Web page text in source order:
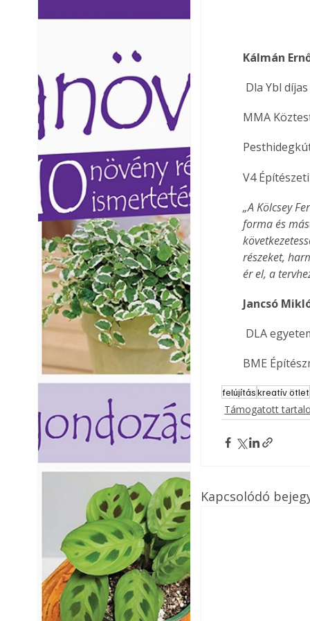
Kálmán
Dla Ybl
MMA
V4
„A Kölcsey
forma és
részeket,
ér el, a
Jancsó
DLA
BME
felújításkreatív ötlet
Támogatott
Kapcsolódó